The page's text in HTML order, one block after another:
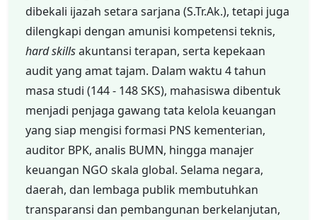
dibekali ijazah setara sarjana (S.Tr.Ak.), tetapi juga
dilengkapi dengan amunisi kompetensi teknis,
hard skillsakuntansi terapan, serta kepekaan
audit yang amat tajam. Dalam waktu 4 tahun
masa studi (144 - 148 SKS), mahasiswa dibentuk
menjadi penjaga gawang tata kelola keuangan
yang siap mengisi formasi PNS kementerian,
auditor BPK, analis BUMN, hingga manajer
keuangan NGO skala global. Selama negara,
daerah, dan lembaga publik membutuhkan
transparansi dan pembangunan berkelanjutan,